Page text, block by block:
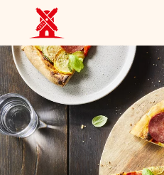
Produkte
Rezepte